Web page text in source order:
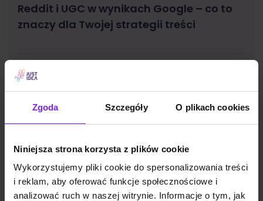
Zgoda Szczegóły O plikach cookies
Niniejsza strona korzysta z plików cookie
Wykorzystujemy pliki cookie do spersonalizowania treści
i reklam, aby oferować funkcje społecznościowe i
analizować ruch w naszej witrynie. Informacje o tym, jak
Reddit i UGC w wynikach Google – co to
znaczy dla Twojej strategii treści
SEO